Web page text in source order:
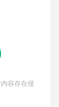
容存在侵